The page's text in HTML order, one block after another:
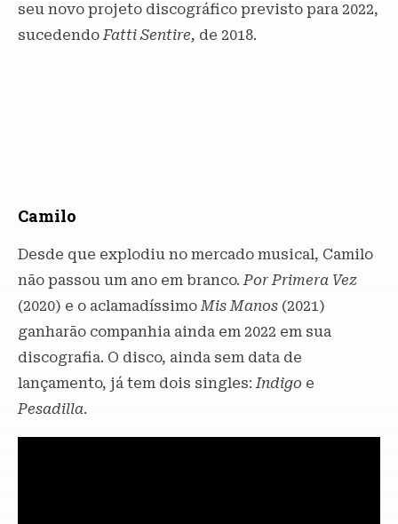
seu novo projeto discográfico previsto para 2022,
sucedendoFatti Sentire, de 2018.
Camilo
Desde que explodiu no mercado musical, Camilo
não passou um ano em branco.Por Primera Vez
(2020) e o aclamadíssimoMis Manos (2021)
ganharão companhia ainda em 2022 em sua
discografia. O disco, ainda sem data de
lançamento, já tem dois singles:Indigo e
Pesadilla.